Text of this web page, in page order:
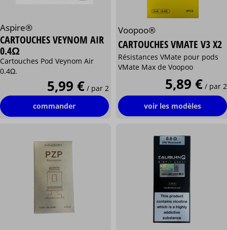
Aspire®
CARTOUCHES VEYNOM AIR
0.4Ω
Cartouches Pod Veynom Air
0.4Ω.
5,99 € / par 2
commander
Voopoo®
CARTOUCHES VMATE V3 X2
Résistances VMate pour pods
VMate Max de Voopoo
5,89 € / par 2
voir les modèles